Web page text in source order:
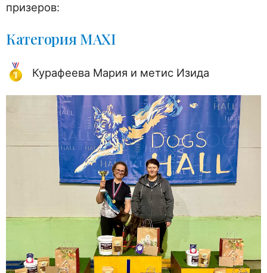
призеров:
Категория MAXI
Курафеева Мария и метис Изида